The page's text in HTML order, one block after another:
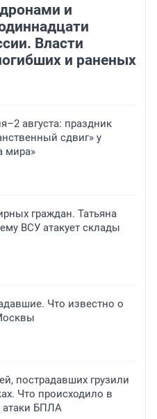
и
Власти
и раненых
августа: праздник
сдвиг» у
мира»
граждан. Татьяна
ВСУ атакует склады
Что известно о
пострадавших грузили
Что происходило в
атаки БПЛА